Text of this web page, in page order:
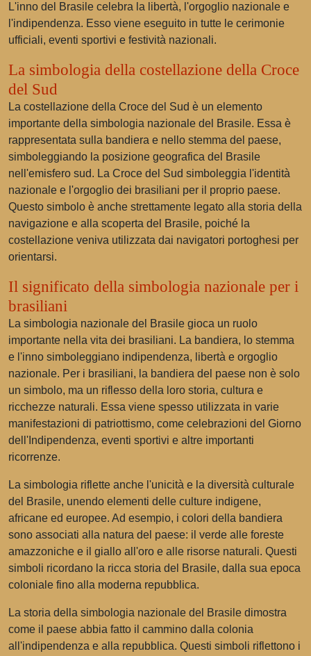
L'inno del Brasile celebra la libertà, l'orgoglio nazionale e
l'indipendenza. Esso viene eseguito in tutte le cerimonie
ufficiali, eventi sportivi e festività nazionali.
La simbologia della costellazione della Croce
del Sud
La costellazione della Croce del Sud è un elemento
importante della simbologia nazionale del Brasile. Essa è
rappresentata sulla bandiera e nello stemma del paese,
simboleggiando la posizione geografica del Brasile
nell'emisfero sud. La Croce del Sud simboleggia l'identità
nazionale e l'orgoglio dei brasiliani per il proprio paese.
Questo simbolo è anche strettamente legato alla storia della
navigazione e alla scoperta del Brasile, poiché la
costellazione veniva utilizzata dai navigatori portoghesi per
orientarsi.
Il significato della simbologia nazionale per i
brasiliani
La simbologia nazionale del Brasile gioca un ruolo
importante nella vita dei brasiliani. La bandiera, lo stemma
e l'inno simboleggiano indipendenza, libertà e orgoglio
nazionale. Per i brasiliani, la bandiera del paese non è solo
un simbolo, ma un riflesso della loro storia, cultura e
ricchezze naturali. Essa viene spesso utilizzata in varie
manifestazioni di patriottismo, come celebrazioni del Giorno
dell'Indipendenza, eventi sportivi e altre importanti
ricorrenze.
La simbologia riflette anche l'unicità e la diversità culturale
del Brasile, unendo elementi delle culture indigene,
africane ed europee. Ad esempio, i colori della bandiera
sono associati alla natura del paese: il verde alle foreste
amazzoniche e il giallo all'oro e alle risorse naturali. Questi
simboli ricordano la ricca storia del Brasile, dalla sua epoca
coloniale fino alla moderna repubblica.
La storia della simbologia nazionale del Brasile dimostra
come il paese abbia fatto il cammino dalla colonia
all'indipendenza e alla repubblica. Questi simboli riflettono i